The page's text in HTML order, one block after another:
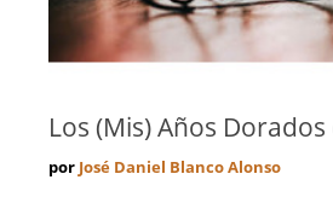
Los (Mis) Años
por José Daniel Blanco Alonso